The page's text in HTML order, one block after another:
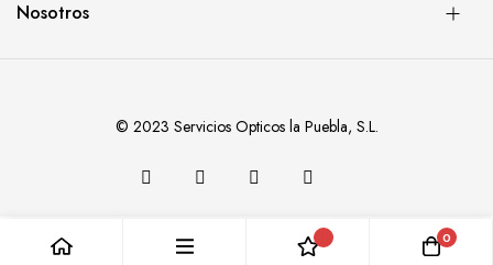
Nosotros
© 2023 Servicios Opticos la Puebla, S.L.
0